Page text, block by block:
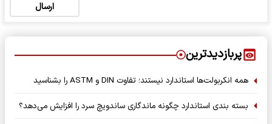
ارسال
پربازدیدترین
همه انکربولت‌ها استاندارد نیستند؛ تفاوت DIN و ASTM را بشناسید
بسته‌ بندی استاندارد چگونه ماندگاری ساندویچ سرد را افزایش می‌دهد؟